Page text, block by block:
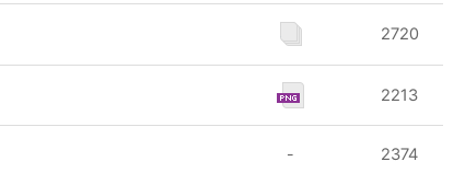
2720
2213
- 2374